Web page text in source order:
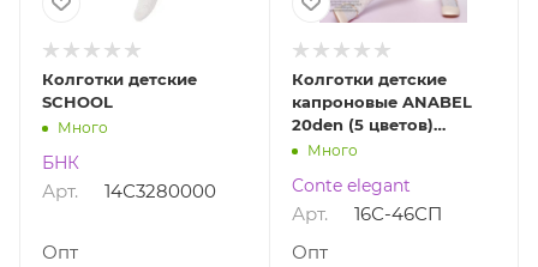
Колготки детские
SCHOOL
Много
БНК
Арт. 14С3280000
Опт
Колготки детские
капроновые ANABEL
20den (5 цветов)
Cердечки
Много
Conte elegant
Арт. 16С-46СП
Опт